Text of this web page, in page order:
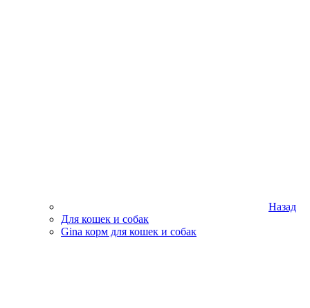
Назад
Для кошек и собак
Gina корм для кошек и собак